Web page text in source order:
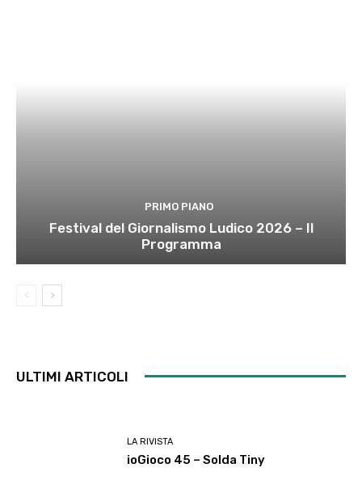
PRIMO PIANO
Festival del Giornalismo Ludico 2026 – Il
Programma
ULTIMI ARTICOLI
LA RIVISTA
ioGioco 45 – Solda Tiny